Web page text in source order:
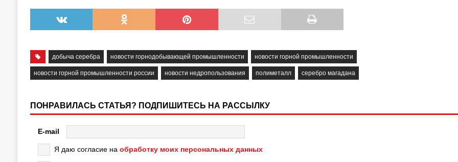
добыча серебра новости горнодобывающей промышленности новости горной промышленности
новости горной промышленности россии новости недропользования полиметалл серебро магадана
ПОНРАВИЛАСЬ СТАТЬЯ? ПОДПИШИТЕСЬ НА РАССЫЛКУ
E-mail
Я даю согласие на обработку моих персональных данных